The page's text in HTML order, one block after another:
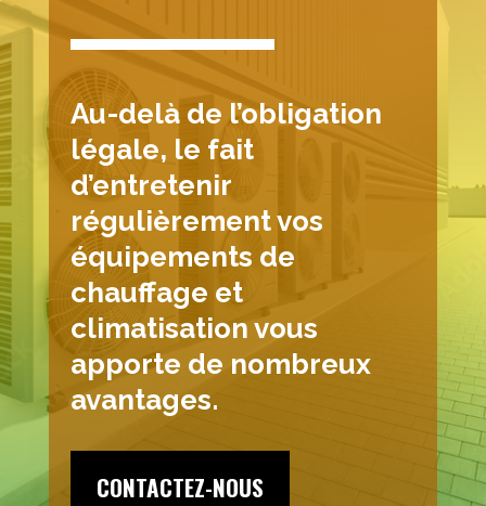
Au-delà de l’obligation
légale, le fait
d’entretenir
régulièrement vos
équipements de
chauffage et
climatisation vous
apporte de nombreux
avantages.
CONTACTEZ-NOUS